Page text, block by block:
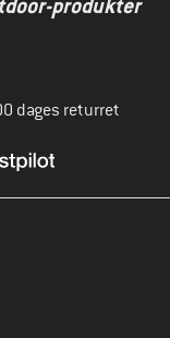
produkter
dages returret